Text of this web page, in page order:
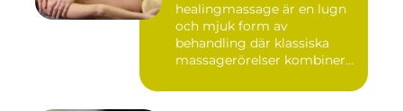
healingmassage är en lugn
och mjuk form av
behandling där klassiska
massagerörelser kombineras